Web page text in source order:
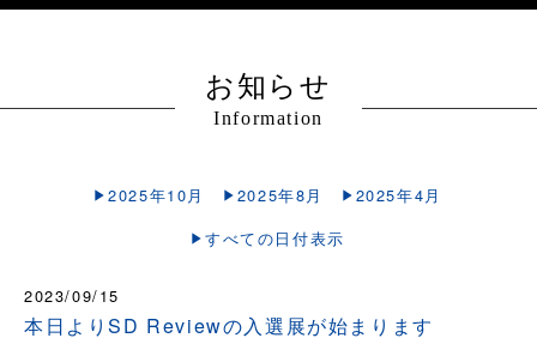
お知らせ
Information
2025年10月 2025年8月
2025年4月
すべての日付表示
2023/09/15
本日よりSD Reviewの入選展が始まります